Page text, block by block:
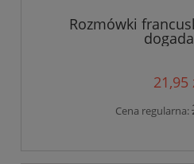
Rozmówki
21,95
Cena regularna: